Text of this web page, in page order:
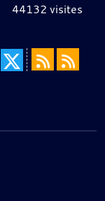
44132 visites